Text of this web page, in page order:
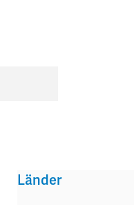
Länder